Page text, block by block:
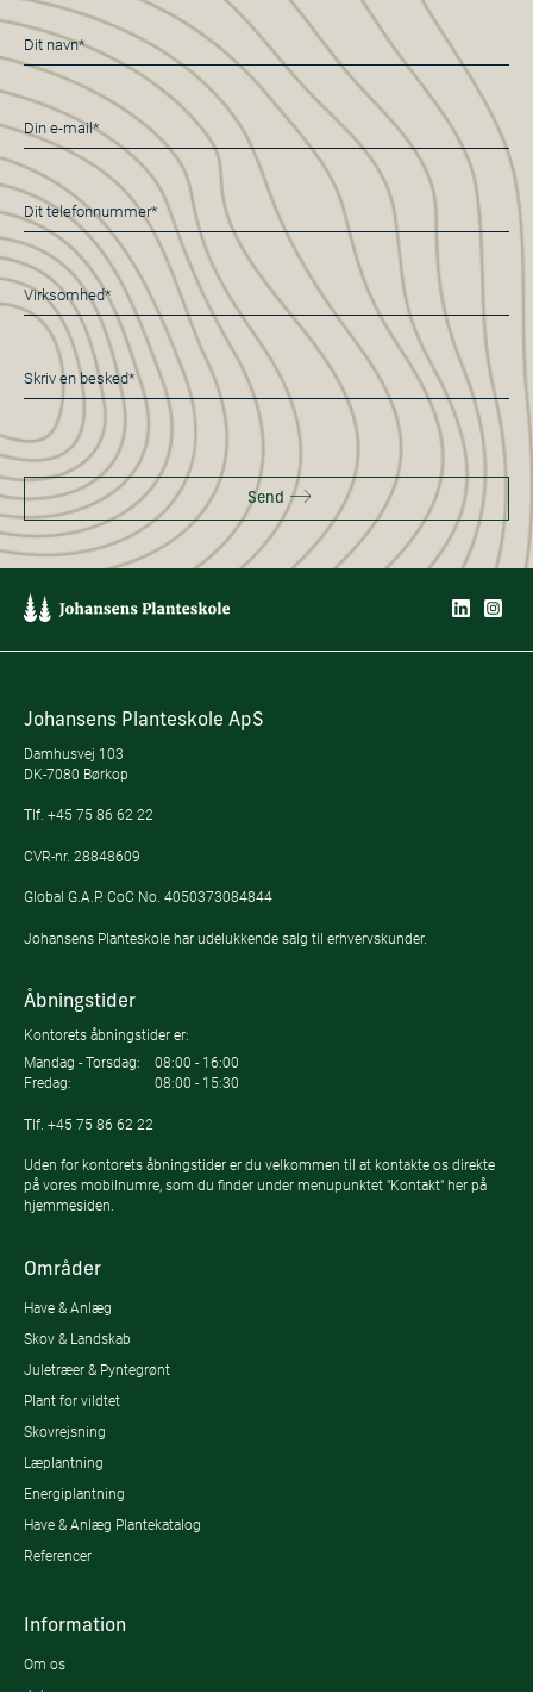
Navn
*
E-
mail
*
Telefon
*
Virksomhed*
*
Besked
*
Send
Johansens Planteskole ApS
Damhusvej 103
DK-7080 Børkop
Tlf. +45 75 86 62 22
CVR-nr. 28848609
Global G.A.P. CoC No. 4050373084844
Johansens Planteskole har udelukkende salg til erhvervskunder.
Åbningstider
Kontorets åbningstider er:
Mandag - Torsdag:
08:00 - 16:00
Fredag:
08:00 - 15:30
Tlf. +45 75 86 62 22
Uden for kontorets åbningstider er du velkommen til at kontakte os direkte
på vores mobilnumre, som du finder under menupunktet "Kontakt" her på
hjemmesiden.
Områder
Have & Anlæg
Skov & Landskab
Juletræer & Pyntegrønt
Plant for vildtet
Skovrejsning
Læplantning
Energiplantning
Have & Anlæg Plantekatalog
Referencer
Information
Om os